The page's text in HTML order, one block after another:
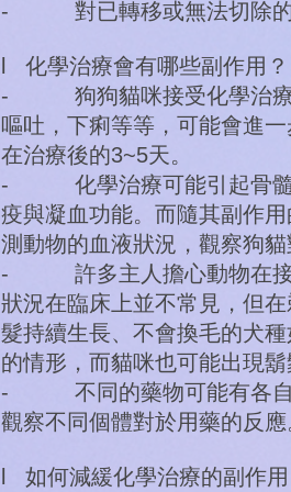
- 對已轉移或無法切除的腫
l 化學治療會有哪些副作用？
- 狗狗貓咪接受化學治療時
嘔吐，下痢等等，可能會進
在治療後的3~5天。
- 化學治療可能引起骨髓的
疫與凝血功能。而隨其副作
測動物的血液狀況，觀察狗
- 許多主人擔心動物在接受
狀況在臨床上並不常見，但
髮持續生長、不會換毛的犬
的情形，而貓咪也可能出現鬍
- 不同的藥物可能有各自獨
觀察不同個體對於用藥的反應
l 如何減緩化學治療的副作用